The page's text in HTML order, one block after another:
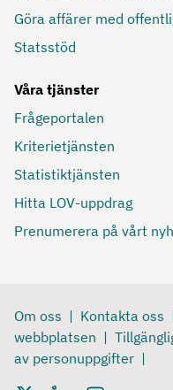
Göra affärer med
Statsstöd
Våra tjänster
Frågeportalen
Kriterietjänsten
Statistiktjänsten
Hitta LOV-uppdrag
Prenumerera på vårt
Om oss Kontakta oss
webbplatsen
av personuppgifter